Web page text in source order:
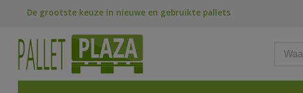
De grootste keuze in nieuwe en gebruikte pallets